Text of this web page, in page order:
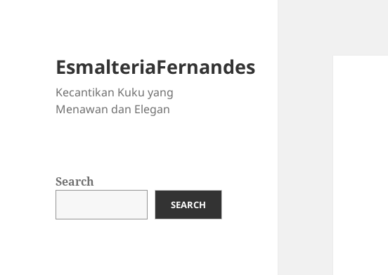
EsmalteriaFernandes
Kecantikan Kuku yang
Menawan dan Elegan
Search
SEARCH